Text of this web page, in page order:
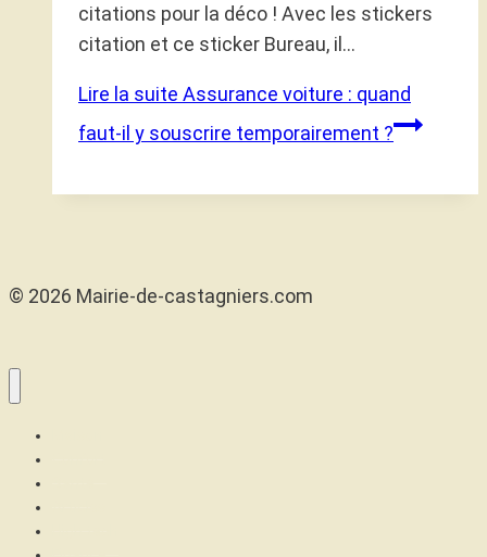
citations pour la déco ! Avec les stickers
citation et ce sticker Bureau, il…
Lire la suite Assurance voiture : quand
faut-il y souscrire temporairement ?
© 2026 Mairie-de-castagniers.com